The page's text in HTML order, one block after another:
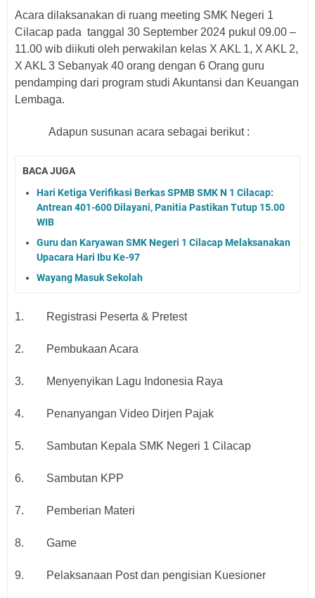
Acara dilaksanakan di ruang meeting SMK Negeri 1
Cilacap pada tanggal 30 September 2024 pukul 09.00 –
11.00 wib diikuti oleh perwakilan kelas X AKL 1, X AKL 2,
X AKL 3 Sebanyak 40 orang dengan 6 Orang guru
pendamping dari program studi Akuntansi dan Keuangan
Lembaga.
Adapun susunan acara sebagai berikut :
BACA JUGA
Hari Ketiga Verifikasi Berkas SPMB SMK N 1 Cilacap:
Antrean 401-600 Dilayani, Panitia Pastikan Tutup 15.00
WIB
Guru dan Karyawan SMK Negeri 1 Cilacap Melaksanakan
Upacara Hari Ibu Ke-97
Wayang Masuk Sekolah
1. Registrasi Peserta & Pretest
2. Pembukaan Acara
3. Menyenyikan Lagu Indonesia Raya
4. Penanyangan Video Dirjen Pajak
5. Sambutan Kepala SMK Negeri 1 Cilacap
6. Sambutan KPP
7. Pemberian Materi
8. Game
9. Pelaksanaan Post dan pengisian Kuesioner